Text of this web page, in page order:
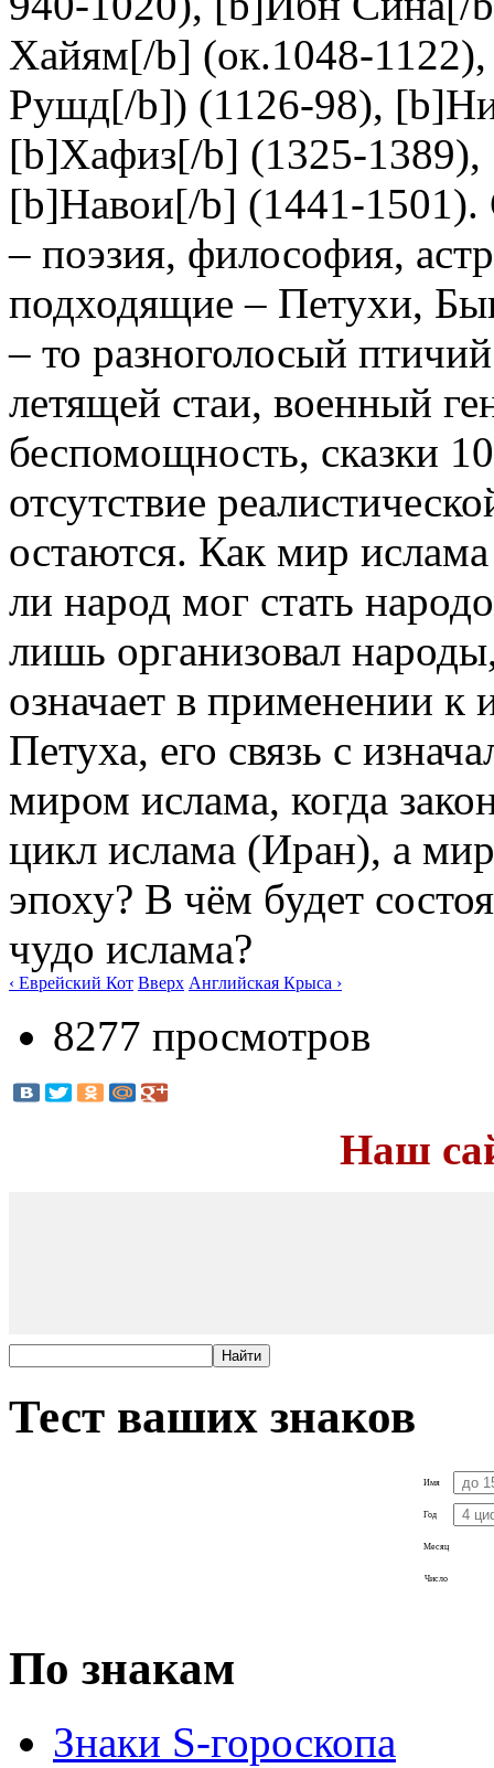
Хайям[/b] (ок.1048-
Рушд[/b]) (1126-98),
[b]Хафиз[/b] (1325-
[b]Навои[/b] (1441-1501).
– поэзия, философия,
подходящие – Петухи,
– то разноголосый
летящей стаи, военный
беспомощность, сказки
отсутствие
остаются. Как мир
ли народ мог стать
лишь организовал
означает в применении
Петуха, его связь с
миром ислама, когда
цикл ислама (Иран), а
эпоху? В чём будет
чудо ислама?
‹ Еврейский Кот Вверх Английская Крыса ›
8277 просмотров
Наш
Тест ваших знаков
Имя
Год
Месяц
Число
По знакам
Знаки S-гороскопа